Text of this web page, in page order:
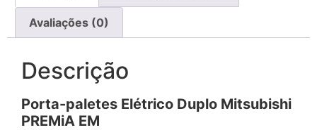
Avaliações (0)
Descrição
Porta-paletes Elétrico Duplo Mitsubishi
PREMiA EM